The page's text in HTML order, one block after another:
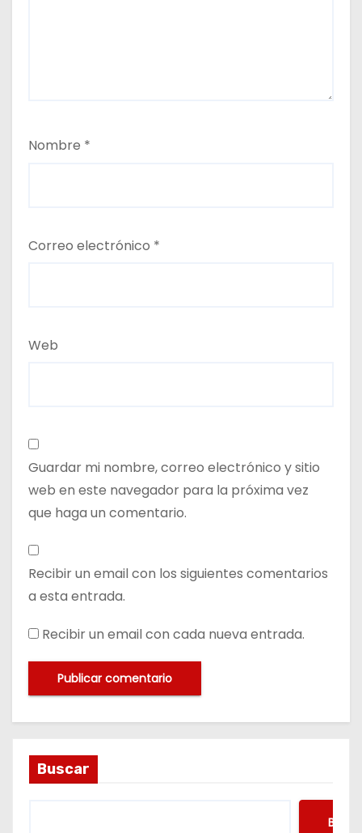
Nombre *
Correo electrónico *
Web
Guardar mi nombre, correo electrónico y sitio
web en este navegador para la próxima vez
que haga un comentario.
Recibir un email con los siguientes comentarios
a esta entrada.
Recibir un email con cada nueva entrada.
Buscar